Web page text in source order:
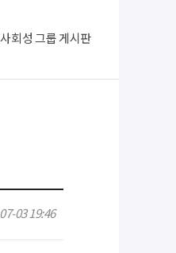
사회성 그룹 게시판
03 19:46